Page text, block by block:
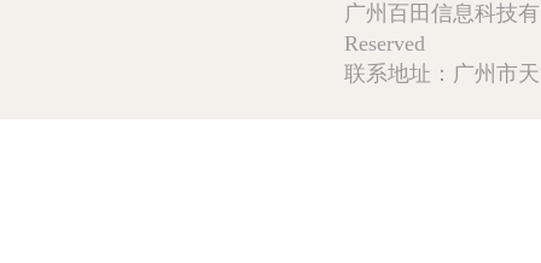
广州百田信息科技
Reserved
联系地址：广州市